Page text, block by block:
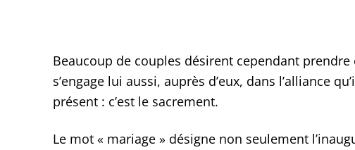
Beaucoup de couples désirent cependant
s’engage lui aussi, auprès d’eux, dans l’alliance
présent : c’est le sacrement.
Le mot « mariage » désigne non seulement